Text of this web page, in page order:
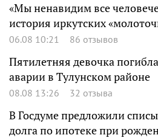
«Мы ненавидим все
история иркутских
06.08 10:21 86 отзывов
Пятилетняя девочка
аварии в Тулунском районе
08.08 13:26 32 отзыва
В Госдуме предложили
долга по ипотеке при